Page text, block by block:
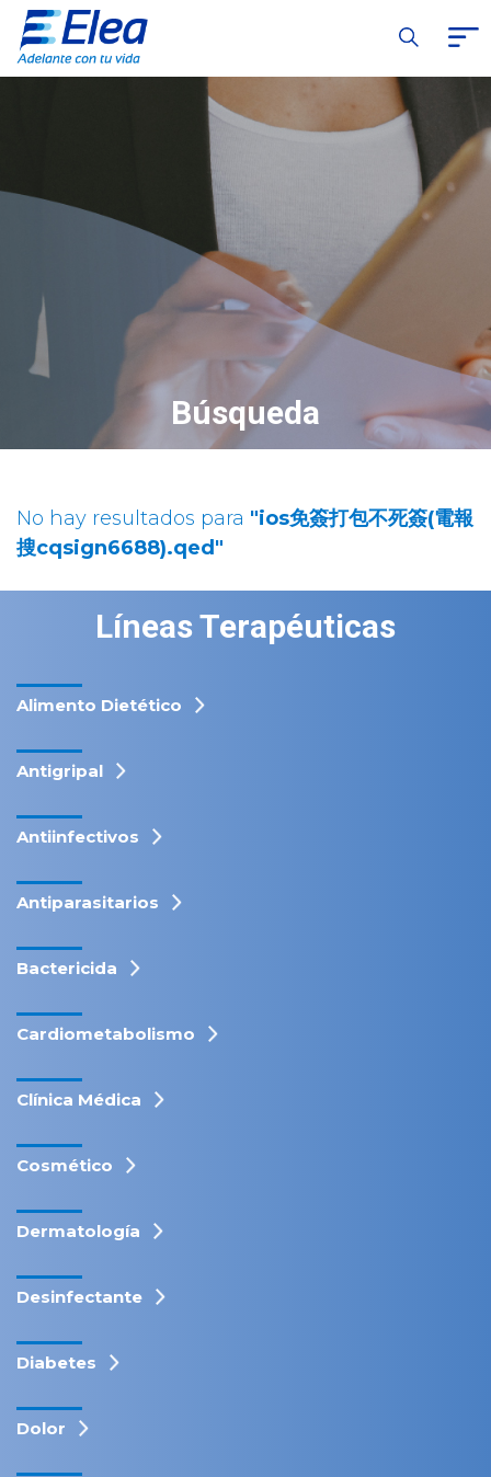
Búsqueda
No hay resultados para "ios免簽打包不死簽(電報
搜cqsign6688).qed"
Líneas Terapéuticas
Alimento Dietético
Antigripal
Antiinfectivos
Antiparasitarios
Bactericida
Cardiometabolismo
Clínica Médica
Cosmético
Dermatología
Desinfectante
Diabetes
Dolor